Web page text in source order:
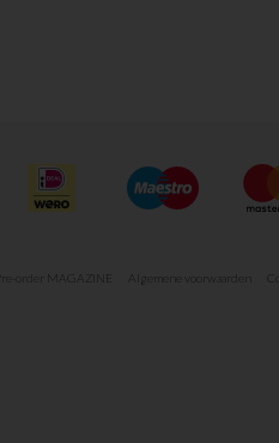
Pre-order MAGAZINE Algemene voorwaarden